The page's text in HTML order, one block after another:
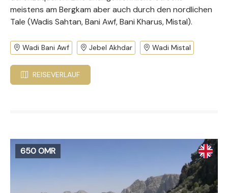
meistens am Bergkam aber auch durch den nordlichen
Tale (Wadis Sahtan, Bani Awf, Bani Kharus, Mistal).
Wadi Bani Awf Jebel Akhdar Wadi Mistal
REISEVERLAUF
650 OMR